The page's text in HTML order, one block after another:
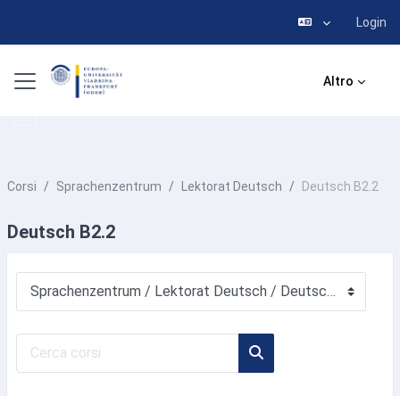
Login
Pannello laterale Altro
Corsi Sprachenzentrum Lektorat Deutsch Deutsch B2.2
Deutsch B2.2
Categorie di corso
Cerca corsi